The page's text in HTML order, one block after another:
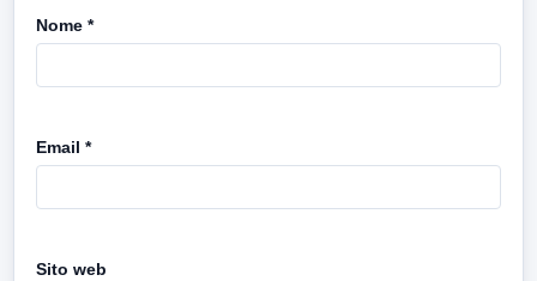
Nome *
Email *
Sito web